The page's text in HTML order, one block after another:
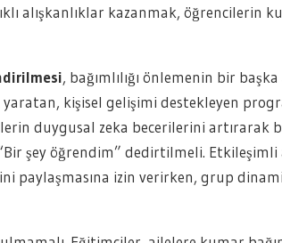
alışkanlıklar kazanmak, öğrencilerin
, bağımlılığı önlemenin bir
yaratan, kişisel gelişimi destekleyen
duygusal zeka becerilerini artırarak
şey öğrendim” dedirtilmeli.
paylaşmasına izin verirken, grup